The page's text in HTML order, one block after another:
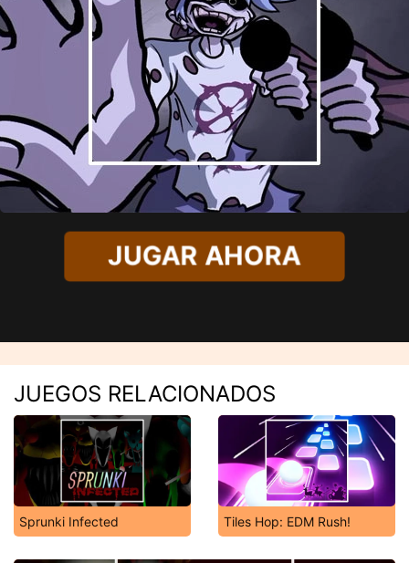
JUGAR AHORA
JUEGOS RELACIONADOS
Sprunki Infected Tiles Hop: EDM Rush!